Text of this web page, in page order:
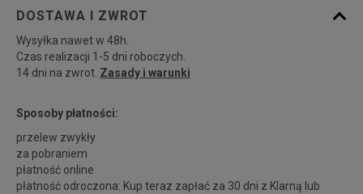
DOSTAWA I ZWROT
Wysyłka nawet w 48h.
Czas realizacji 1-5 dni roboczych.
14 dni na zwrot. Zasady i warunki
Sposoby płatności:
przelew zwykły
za pobraniem
płatność online
płatność odroczona: Kup teraz zapłać za 30 dni z Klarną lub